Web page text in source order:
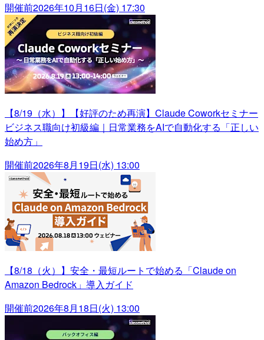
開催前2026年10月16日(金) 17:30
【8/19（水）】【好評のため再演】Claude Coworkセミナー
ビジネス職向け初級編｜日常業務をAIで自動化する「正しい
始め方」
開催前2026年8月19日(水) 13:00
【8/18（火）】安全・最短ルートで始める「Claude on
Amazon Bedrock」導入ガイド
開催前2026年8月18日(火) 13:00